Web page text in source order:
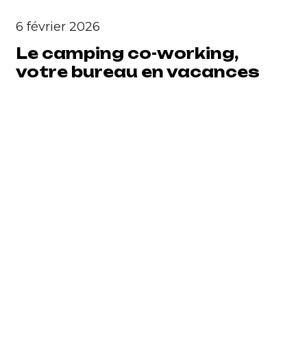
6 février 2026
Le camping co-working,
votre bureau en vacances